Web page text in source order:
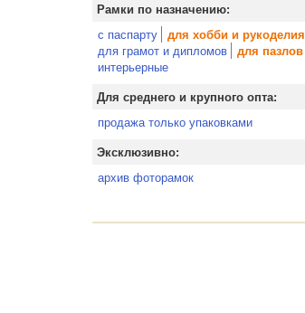
Рамки по назначению:
с паспарту для хобби и рукоделия
для грамот и дипломов для пазлов
интерьерные
Для среднего и крупного опта:
продажа только упаковками
Эксклюзивно:
архив фоторамок